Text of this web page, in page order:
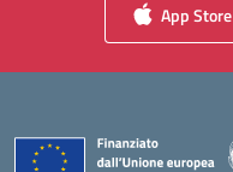
App Store